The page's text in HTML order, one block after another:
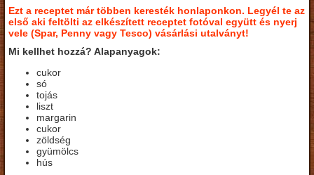
Ezt a receptet már többen keresték honlaponkon. Legyél te az
első aki feltölti az elkészített receptet fotóval együtt és nyerj
vele (Spar, Penny vagy Tesco) vásárlási utalványt!
Mi kellhet hozzá? Alapanyagok:
cukor
só
tojás
liszt
margarin
cukor
zöldség
gyümölcs
hús